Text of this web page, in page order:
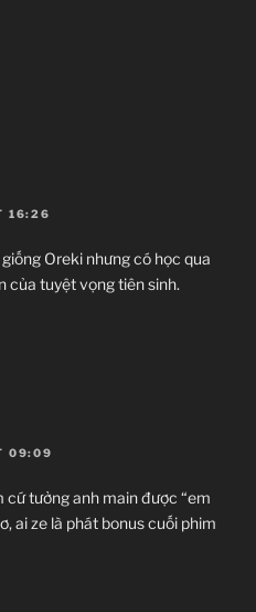
16:26
Oreki nhưng có học qua
của tuyệt vọng tiên sinh.
09:09
cứ tưởng anh main được “em
ai ze là phát bonus cuối phim